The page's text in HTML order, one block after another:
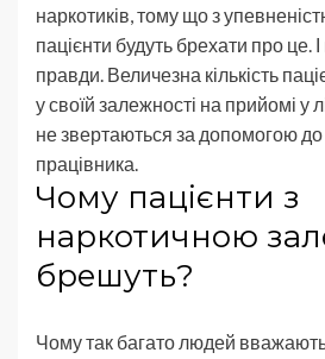
наркотиків, тому що з
пацієнти будуть брехати про це.
правди. Величезна кількість
у своїй залежності на прийомі у
не звертаються за допомогою
працівника.
Чому пацієнти з
наркотичною
брешуть?
Чому так багато людей